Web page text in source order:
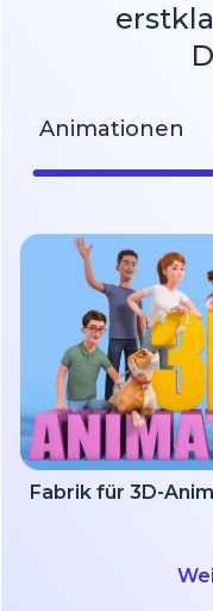
Animationen
Fabrik für 3D-